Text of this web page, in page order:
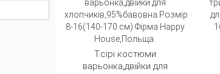
Т.сірі костюми
варьонка,двійки для